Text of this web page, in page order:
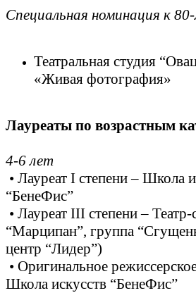
Специальная номинация к
Театральная студия
«Живая фотография»
Лауреаты по возрастным
4-6 лет
• Лауреат I степени – Школа
“БенеФис”
• Лауреат III степени – Театр-
“Марципан”, группа
центр “Лидер”)
• Оригинальное
Школа искусств “БенеФис”